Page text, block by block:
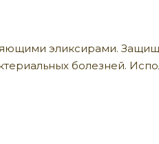
эликсирами.
болезней.